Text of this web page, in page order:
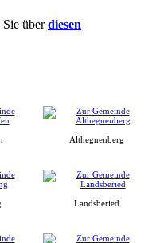
überdiesen
Althegnenberg
Landsberied